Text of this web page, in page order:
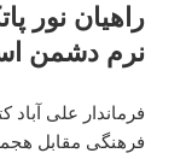
راهیان نور
نرم دشمن
فرماندار علی آباد
فرهنگی مقابل